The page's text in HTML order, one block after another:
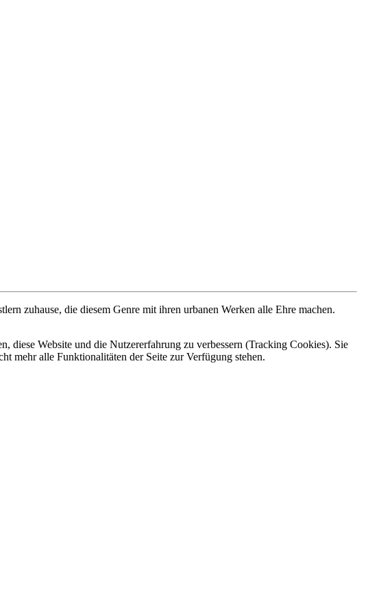
zuhause, die diesem Genre mit ihren urbanen Werken alle Ehre machen.
diese Website und die Nutzererfahrung zu verbessern (Tracking Cookies). Sie
mehr alle Funktionalitäten der Seite zur Verfügung stehen.